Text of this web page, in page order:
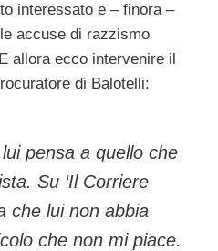
interessato e – finora –
accuse di razzismo
allora ecco intervenire il
di Balotelli:
pensa a quello che
Su ‘Il Corriere
che lui non abbia
che non mi piace.